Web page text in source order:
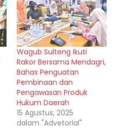
Wagub Sulteng Ikuti
Rakor Bersama Mendagri,
Bahas Penguatan
Pembinaan dan
Pengawasan Produk
Hukum Daerah
15 Agustus, 2025
dalam "Advetorial"